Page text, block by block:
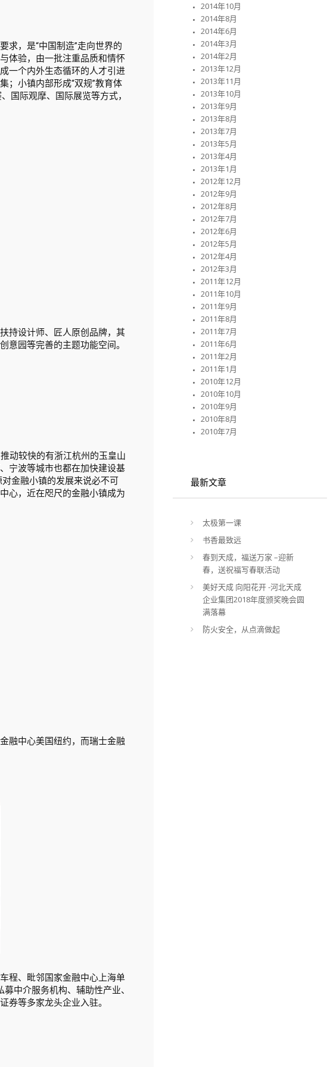
求，是“中国制造”走向世界的
体验，由一批注重品质和情怀
一个内外生态循环的人才引进
；小镇内部形成“双规”教育体
国际观摩、国际展览等方式，
持设计师、匠人原创品牌，其
意园等完善的主题功能空间。
动较快的有浙江杭州的玉皇山
宁波等城市也都在加快建设基
金融小镇的发展来说必不可
心，近在咫尺的金融小镇成为
融中心美国纽约，而瑞士金融
程、毗邻国家金融中心上海单
中介服务机构、辅助性产业、
券等多家龙头企业入驻。
2014年10月
2014年8月
2014年6月
2014年3月
2014年2月
2013年12月
2013年11月
2013年10月
2013年9月
2013年8月
2013年7月
2013年5月
2013年4月
2013年1月
2012年12月
2012年9月
2012年8月
2012年7月
2012年6月
2012年5月
2012年4月
2012年3月
2011年12月
2011年10月
2011年9月
2011年8月
2011年7月
2011年6月
2011年2月
2011年1月
2010年12月
2010年10月
2010年9月
2010年8月
2010年7月
最新文章
太极第一课
书香最致远
春到天成，福送万家 –迎新
春，送祝福写春联活动
美好天成 向阳花开 -河北天成
企业集团2018年度颁奖晚会圆
满落幕
防火安全，从点滴做起